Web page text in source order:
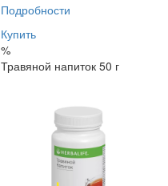
Подробности
Купить
%
Травяной напиток 50 г